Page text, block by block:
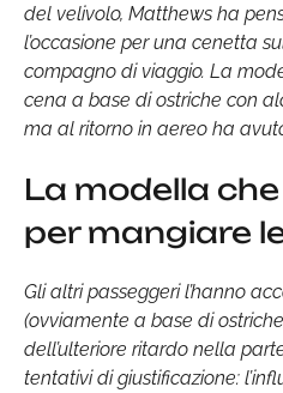
del velivolo, Matthews ha
l’occasione per una cenetta
compagno di viaggio. La
cena a base di ostriche con
ma al ritorno in aereo ha
La modella
per mangiare
Gli altri passeggeri l’hanno
(ovviamente a base di
dell’ulteriore ritardo nella
tentativi di giustificazione: